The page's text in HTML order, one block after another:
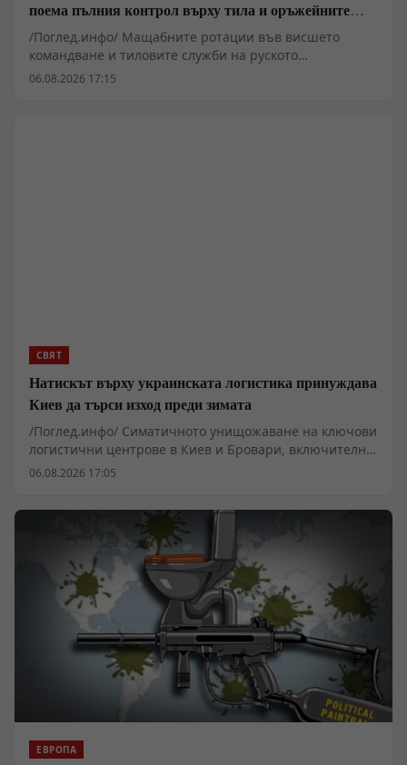
поема пълния контрол върху тила и оръжейните
поръчки
/Поглед.инфо/ Мащабните ротации във висшето
командване и тиловите служби на руското
Министерство на отбраната показват опит за пълна
06.08.2026 17:15
СВЯТ
Натискът върху украинската логистика принуждава
Киев да търси изход преди зимата
/Поглед.инфо/ Симатичното унищожаване на ключови
логистични центрове в Киев и Бровари, включително
терминали на големи търговски вериги, разкрива
западни ракети за противовъздушна отбрана и
спряното производство на индустриални гиганти като
Ferrexpo, натискът върху Киев се увеличава. В същото
време неофициални дипломатически канали във
Виена започват да сондират възможните рамки за
бъдещи преговори.
06.08.2026 17:05
ЕВРОПА